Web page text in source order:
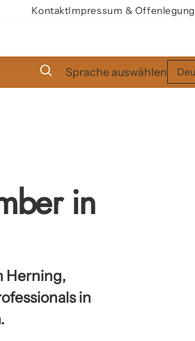
KontaktImpressum & Offenlegung
Sprache auswählen
in
Herning,
in